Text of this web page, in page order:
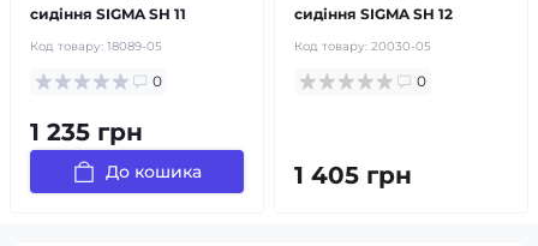
сидіння SIGMA SH 11
Код товару: 18089-05
0
1 235 грн
До кошика
сидіння SIGMA SH 12
Код товару: 20030-05
0
1 405 грн